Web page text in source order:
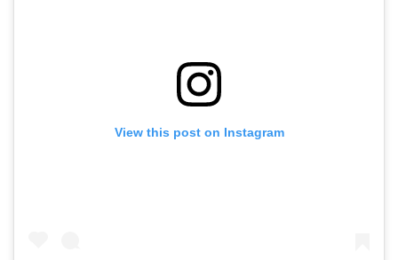
View this post on Instagram